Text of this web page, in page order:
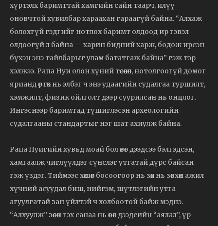
хүртэлх баримттай хамгийн сайн таарч, илүү
оновчтой хувилбар хараахан гараагүй байна. “Алхаж
болохгүй гэдгийг нотлох баримт олдоод ир гэвэл
олдоогүй л байна — харин бидний харж, бодож ирсэн
бүхэн энэ тайлбарыг улам бататгаж байна” гэж тэр
хэлжээ. Рапа Нуи олон хүний төсөөлөл, нотолгоогүй домог
ярианд өртөх нь элбэг ч энэ удаагийн судалгаа туршилт,
хэмжилт, физик ойлголт дээр суурилсан нь онцлог.
Ингэснээр баримтад түшиглэсэн археологийн
судалгааны стандартыг нэг шат ахиулж байна.
Рапа Нуигийн хувьд моай бол өвөг дээдсээ бэлгэдсэн,
хамгаалж чиглүүлдэг сүнслэг утгатай дүрс байсан
гэж үздэг. Тиймээс хөшөөг босоогоор нь зөөх нь зөвхөн ажил
хүчний асуудал биш, нийгэм, шүтлэгийн утга
агуулгатай зан үйлтэй ч холбоотой байж мэднэ.
“Алхуулж” зөөсөн гэх санаа нь өвөг дээдсийн “аялал”, үр